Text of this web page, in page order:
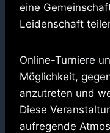
eine
Leidenschaft
Online-Turniere
Möglichkeit,
anzutreten und
Diese
aufregende